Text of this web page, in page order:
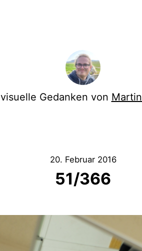
visuelle Gedanken von
20. Februar 2016
51/366